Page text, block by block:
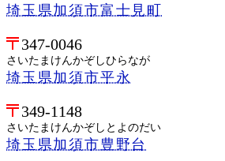
埼玉県加須市富士見町
347-0046
さいたまけんかぞしひらなが
埼玉県加須市平永
349-1148
さいたまけんかぞしとよのだい
埼玉県加須市豊野台